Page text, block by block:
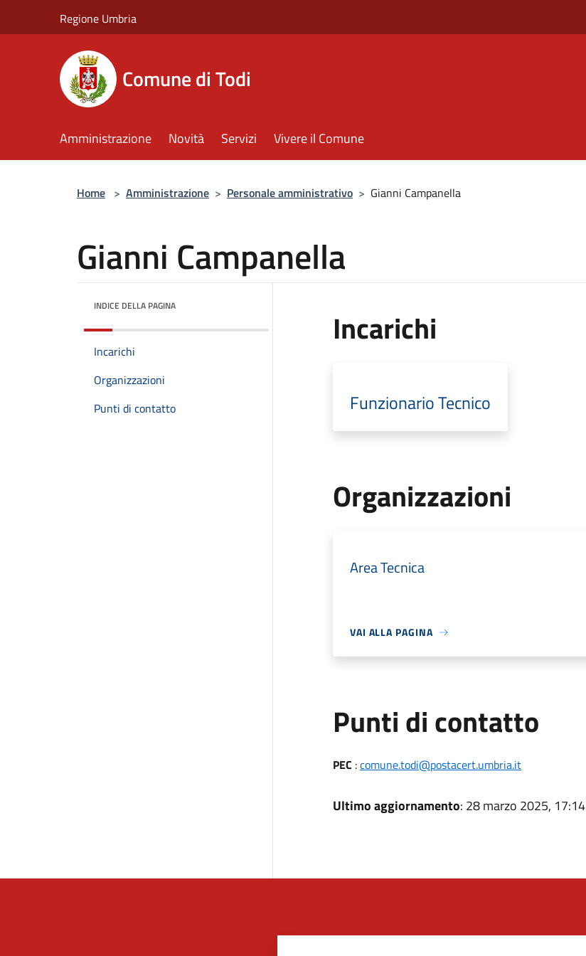
Regione Umbria
Comune di Todi
Amministrazione Novità Servizi Vivere il Comune
Home > Amministrazione > Personale amministrativo > Gianni Campanella
Gianni Campanella
INDICE DELLA PAGINA
Incarichi
Organizzazioni
Punti di contatto
Incarichi
Funzionario Tecnico
Organizzazioni
Area Tecnica
VAI ALLA PAGINA
Punti di contatto
PEC :comune.todi@postacert.umbria.it
Ultimo aggiornamento: 28 marzo 2025, 17:14